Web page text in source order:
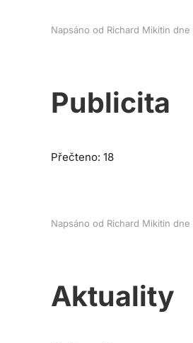
Napsáno od Richard Mikitin dne
Publicita
Přečteno: 18
Napsáno od Richard Mikitin dne
Aktuality